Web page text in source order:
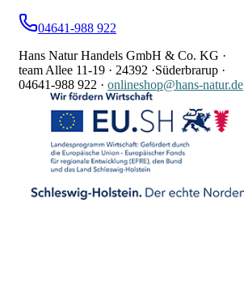
04641-988 922
Hans Natur Handels GmbH & Co. KG ·
team Allee 11-19 · 24392 ·Süderbrarup ·
04641-988 922 · onlineshop@hans-natur.de